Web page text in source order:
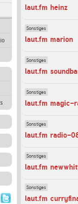
laut.fm heinz
Sonstiges
laut.fm marion
Sonstiges
laut.fm
Sonstiges
laut.fm magic-
Sonstiges
laut.fm radio-
Sonstiges
laut.fm
Sonstiges
laut.fm